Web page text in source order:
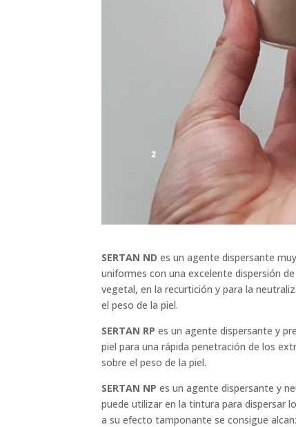
SERTAN ND es un agente dispersante
uniformes con una excelente dispersión
vegetal, en la recurtición y para la
el peso de la piel.
SERTAN RP es un agente dispersante y
piel para una rápida penetración de los
sobre el peso de la piel.
SERTAN NP es un agente dispersante y
puede utilizar en la tintura para dispersar
a su efecto tamponante se consigue